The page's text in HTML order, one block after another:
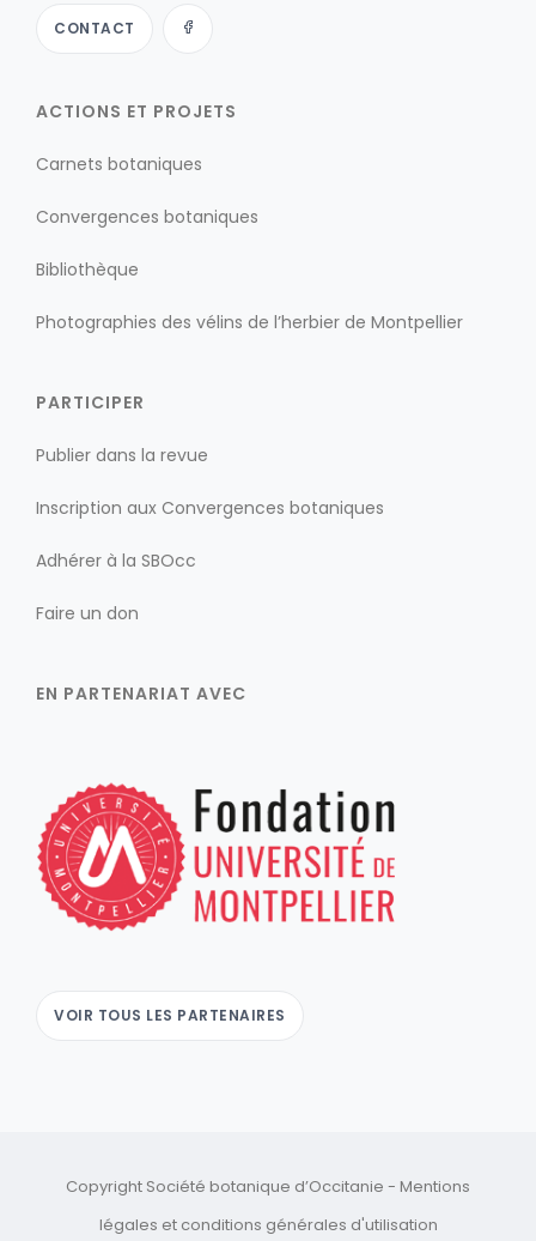
CONTACT
ACTIONS ET PROJETS
Carnets botaniques
Convergences botaniques
Bibliothèque
Photographies des vélins de l’herbier de Montpellier
PARTICIPER
Publier dans la revue
Inscription aux Convergences botaniques
Adhérer à la SBOcc
Faire un don
EN PARTENARIAT AVEC
VOIR TOUS LES PARTENAIRES
Copyright Société botanique d’Occitanie - Mentions
légales et conditions générales d'utilisation